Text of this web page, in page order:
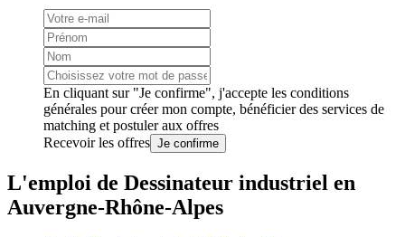
En cliquant sur "Je confirme", j'accepte les conditions
générales pour créer mon compte, bénéficier des services de
matching et postuler aux offres
Recevoir les offres Je confirme
L'emploi de Dessinateur industriel en
Auvergne-Rhône-Alpes